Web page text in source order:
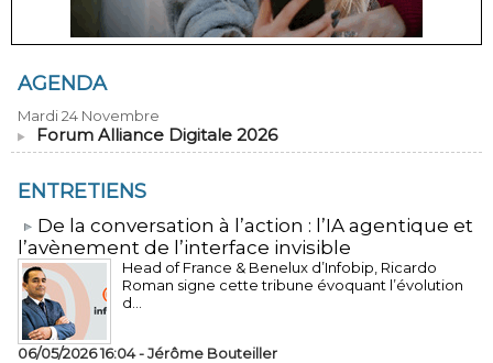
AGENDA
Mardi 24 Novembre
Forum Alliance Digitale 2026
ENTRETIENS
​De la conversation à l’action : l’IA agentique et
l’avènement de l’interface invisible
Head of France & Benelux d’Infobip, Ricardo
Roman signe cette tribune évoquant l’évolution
d...
06/05/2026 16:04 -Jérôme Bouteiller